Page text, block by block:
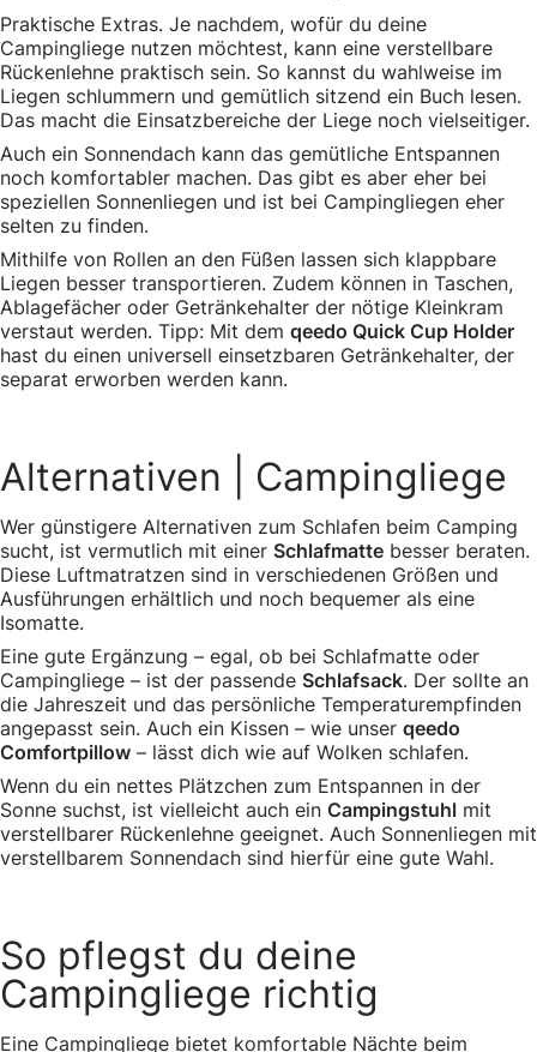
Praktische Extras. Je nachdem, wofür du deine
Campingliege nutzen möchtest, kann eine verstellbare
Rückenlehne praktisch sein. So kannst du wahlweise im
Liegen schlummern und gemütlich sitzend ein Buch lesen.
Das macht die Einsatzbereiche der Liege noch vielseitiger.
Auch ein Sonnendach kann das gemütliche Entspannen
noch komfortabler machen. Das gibt es aber eher bei
speziellen Sonnenliegen und ist bei Campingliegen eher
selten zu finden.
Mithilfe von Rollen an den Füßen lassen sich klappbare
Liegen besser transportieren. Zudem können in Taschen,
Ablagefächer oder Getränkehalter der nötige Kleinkram
verstaut werden. Tipp: Mit dem qeedo Quick Cup Holder
hast du einen universell einsetzbaren Getränkehalter, der
separat erworben werden kann.
Alternativen | Campingliege
Wer günstigere Alternativen zum Schlafen beim Camping
sucht, ist vermutlich mit einer Schlafmatte besser beraten.
Diese Luftmatratzen sind in verschiedenen Größen und
Ausführungen erhältlich und noch bequemer als eine
Isomatte.
Eine gute Ergänzung – egal, ob bei Schlafmatte oder
Campingliege – ist der passende Schlafsack. Der sollte an
die Jahreszeit und das persönliche Temperaturempfinden
angepasst sein. Auch ein Kissen – wie unser qeedo
Comfortpillow – lässt dich wie auf Wolken schlafen.
Wenn du ein nettes Plätzchen zum Entspannen in der
Sonne suchst, ist vielleicht auch ein Campingstuhl mit
verstellbarer Rückenlehne geeignet. Auch Sonnenliegen mit
verstellbarem Sonnendach sind hierfür eine gute Wahl.
So pflegst du deine
Campingliege richtig
Eine Campingliege bietet komfortable Nächte beim